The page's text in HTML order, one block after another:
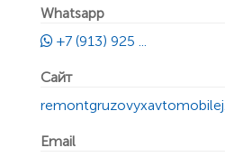
Whatsapp
+7 (913) 925 ...
Сайт
Email